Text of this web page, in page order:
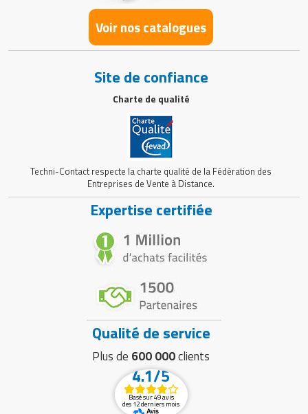
Voir nos catalogues
Site de confiance
Charte de qualité
Techni-Contact respecte la charte qualité de la Fédération des
Entreprises de Vente à Distance.
Expertise certifiée
Qualité de service
Plus de 600 000clients
4.1/5
Basé sur 49 avis
des 12 derniers mois